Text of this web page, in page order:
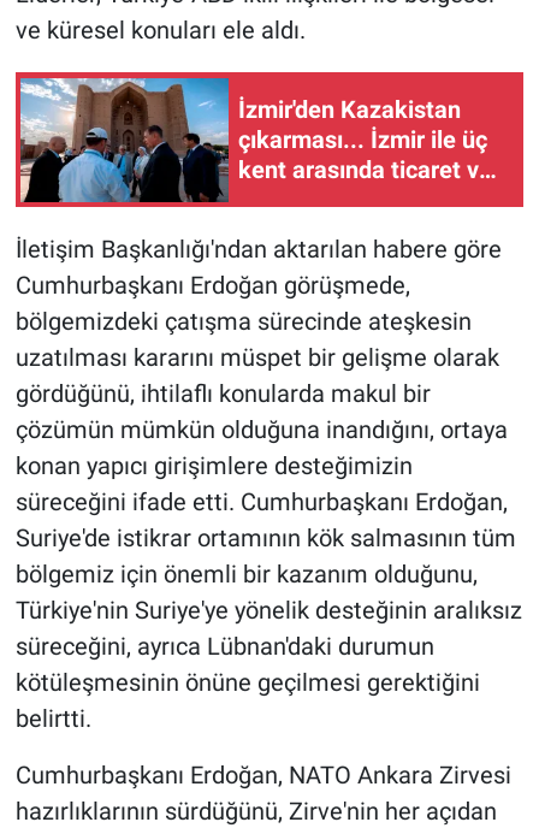
ve küresel konuları ele aldı.
İzmir'den Kazakistan
çıkarması... İzmir ile üç
kent arasında ticaret ve
İletişim Başkanlığı'ndan aktarılan habere göre
Cumhurbaşkanı Erdoğan görüşmede,
bölgemizdeki çatışma sürecinde ateşkesin
uzatılması kararını müspet bir gelişme olarak
gördüğünü, ihtilaflı konularda makul bir
çözümün mümkün olduğuna inandığını, ortaya
konan yapıcı girişimlere desteğimizin
süreceğini ifade etti. Cumhurbaşkanı Erdoğan,
Suriye'de istikrar ortamının kök salmasının tüm
bölgemiz için önemli bir kazanım olduğunu,
Türkiye'nin Suriye'ye yönelik desteğinin aralıksız
süreceğini, ayrıca Lübnan'daki durumun
kötüleşmesinin önüne geçilmesi gerektiğini
belirtti.
Cumhurbaşkanı Erdoğan, NATO Ankara Zirvesi
hazırlıklarının sürdüğünü, Zirve'nin her açıdan